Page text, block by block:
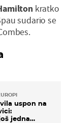
kratko
sudario se
uspon na
jedna